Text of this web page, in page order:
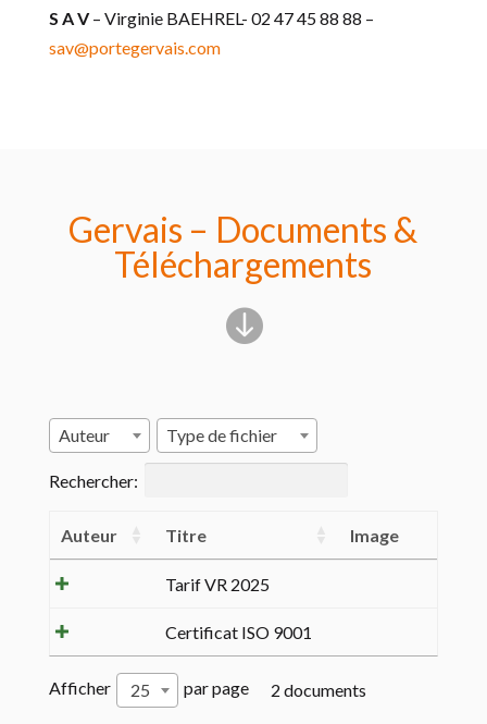
S A V– Virginie BAEHREL- 02 47 45 88 88 –
sav@portegervais.com
Gervais – Documents &
Téléchargements

Auteur Type de fichier
Rechercher:
Auteur Titre Image
Tarif VR 2025
Certificat ISO 9001
Afficher 25 par page 2 documents